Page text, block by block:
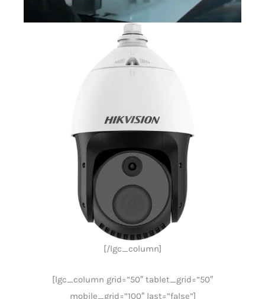
[/lgc_column]
[lgc_column grid=”50″ tablet_grid=”50″
mobile_grid=”100″ last=”false”]